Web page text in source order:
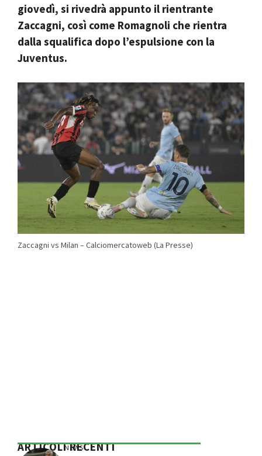
giovedì, si rivedrà appunto il rientrante
Zaccagni, così come Romagnoli che rientra
dalla squalifica dopo l’espulsione con la
Juventus.
Zaccagni vs Milan – Calciomercatoweb (La Presse)
ARTICOLI RECENTI
NEWS